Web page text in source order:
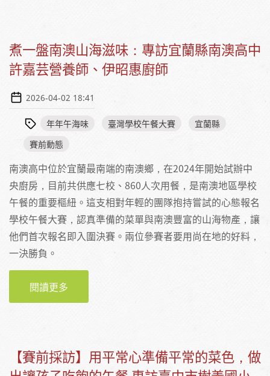
煮一盤南澳山海滋味：專訪宜蘭縣南澳高中
許嘉芸營養師、伊昭惠廚師
2026-04-02 18:41
年年午海味 臺灣學校午餐大賽
宜蘭縣
賽前動態
南澳高中位於宜蘭最南端的南澳鄉，在2024年開始試辦中
央廚房，目前共供應七校、860人次用餐，是南澳地區學校
午餐的重要樞紐。這支相對年輕的團隊抱持嘗試的心態報名
學校午餐大賽，認真準備的菜單與南澳豐富的山海物產，讓
他們首次報名即入圍決賽。兩位參賽者要用尚在地的好料，
一決勝負。
閱讀更多
中許嘉芸營養師、伊昭惠廚師
【賽前採訪】用平常心準備平常的菜色，做